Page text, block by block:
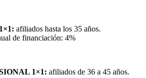
afiliados hasta los 35 años.
de financiación: 4%
1×1: afiliados de 36 a 45 años.